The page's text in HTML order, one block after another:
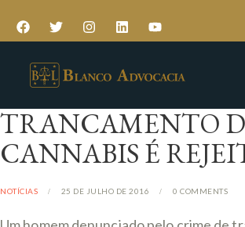
TRANCAMENTO
CANNABIS É
NOTÍCIAS 25 DE JULHO DE 2016 0 COMMENTS